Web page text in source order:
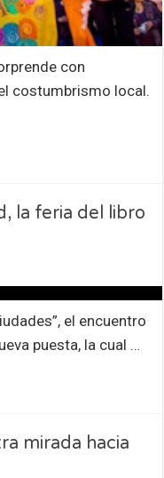
con
costumbrismo local.
la feria del libro
el encuentro
puesta, la cual …
mirada hacia